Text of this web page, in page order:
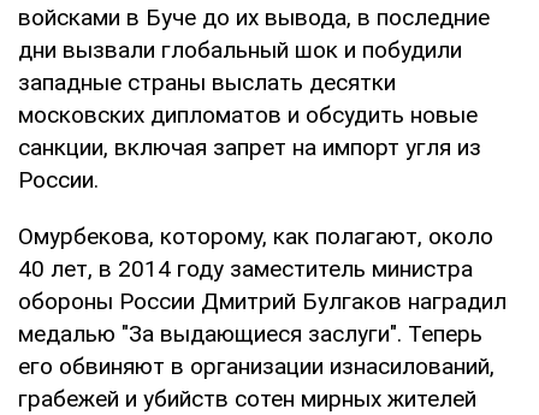
войсками в Буче до их вывода, в последние
дни вызвали глобальный шок и побудили
западные страны выслать десятки
московских дипломатов и обсудить новые
санкции, включая запрет на импорт угля из
России.
Омурбекова, которому, как полагают, около
40 лет, в 2014 году заместитель министра
обороны России Дмитрий Булгаков наградил
медалью "За выдающиеся заслуги". Теперь
его обвиняют в организации изнасилований,
грабежей и убийств сотен мирных жителей